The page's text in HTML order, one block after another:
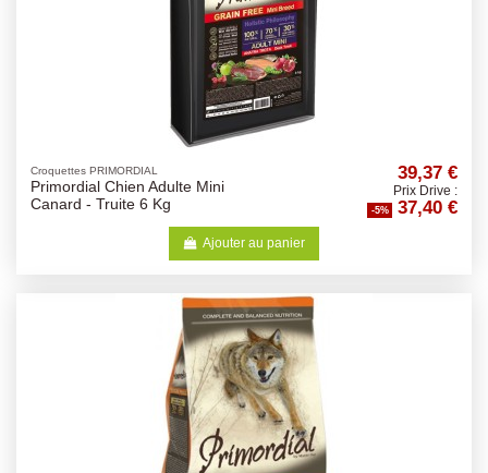
Croquettes PRIMORDIAL
Primordial Chien Adulte Mini
Canard - Truite 6 Kg
39,37 €
Prix Drive :
-5% 37,40 €
Ajouter au panier